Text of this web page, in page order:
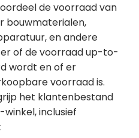
de voorraad van
bouwmaterialen,
en andere
of de voorraad up-to-
wordt en of er
voorraad is.
het klantenbestand
inclusief